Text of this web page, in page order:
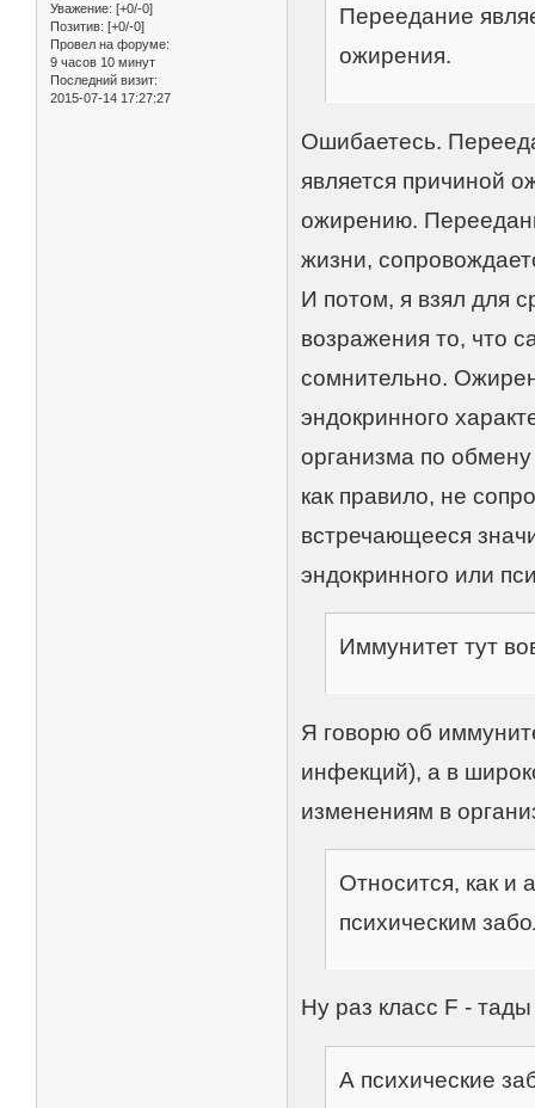
Уважение: [+0/-0]
Позитив: [+0/-0]
Провел на форуме:
9 часов 10 минут
Последний визит:
2015-07-14 17:27:27
Переедание
ожирения.
Ошибаетесь.
является причиной
ожирению.
жизни,
И потом, я взял для
возражения то, что
сомнительно.
эндокринного
организма по
как правило, не
встречающееся
эндокринного или
Иммунитет тут
Я говорю об
инфекций), а в
изменениям в
Относится, как и
психическим
Ну раз класс F -
А психические